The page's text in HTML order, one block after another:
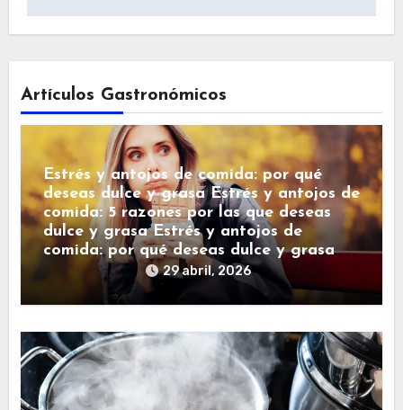
Artículos Gastronómicos
Estrés y antojos de comida: por qué
deseas dulce y grasa Estrés y antojos de
comida: 5 razones por las que deseas
dulce y grasa Estrés y antojos de
comida: por qué deseas dulce y grasa
29 abril, 2026